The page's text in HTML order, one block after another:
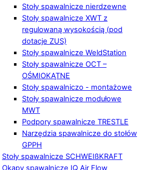
Stoły spawalnicze nierdzewne
Stoły spawalnicze XWT z
regulowaną wysokością (pod
dotacje ZUS)
Stoły spawalnicze WeldStation
Stoły spawalnicze OCT –
OŚMIOKĄTNE
Stoły spawalniczo - montażowe
Stoły spawalnicze modułowe
MWT
Podpory spawalnicze TRESTLE
Narzędzia spawalnicze do stołów
GPPH
Stoły spawalnicze SCHWEIßKRAFT
Okapy spawalnicze IQ Air Flow